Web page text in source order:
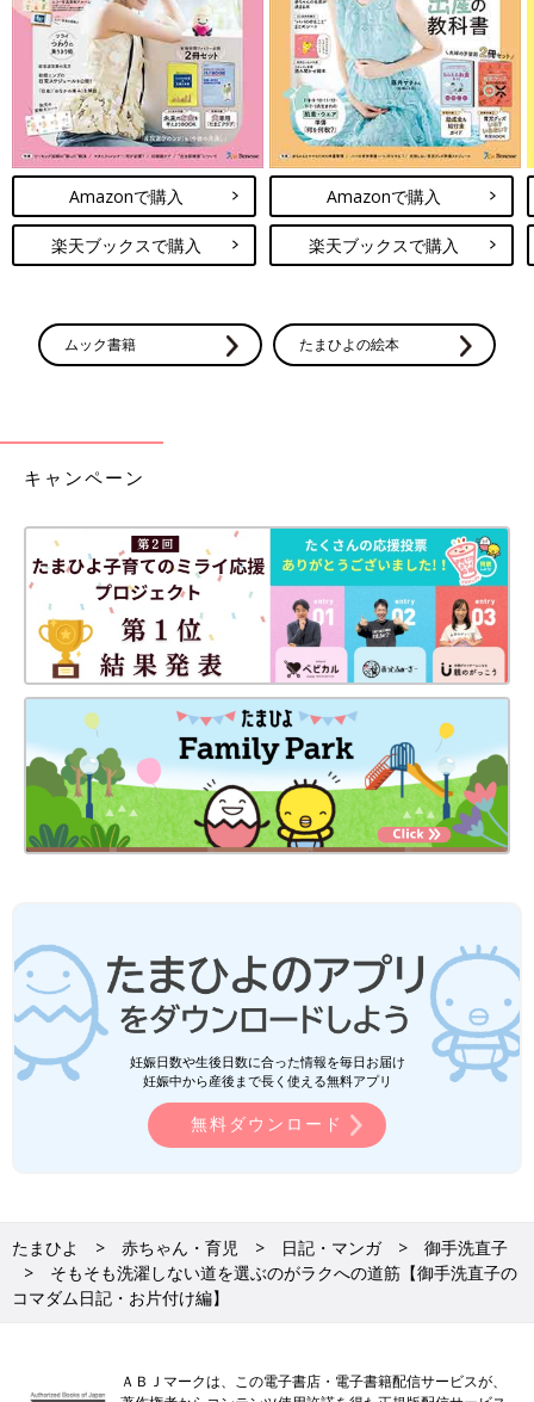
Amazonで購入
楽天ブックスで購入
Amazonで購入
楽天ブックスで購入
ムック書籍 たまひよの絵本
キャンペーン
妊娠日数や生後日数に合った情報を毎日お届け
妊娠中から産後まで長く使える無料アプリ
無料ダウンロード
たまひよ 赤ちゃん・育児 日記・マンガ
御手洗直子
そもそも洗濯しない道を選ぶのがラクへの道筋【御手洗直子の
コマダム日記・お片付け編】
ＡＢＪマークは、この電子書店・電子書籍配信サービスが、